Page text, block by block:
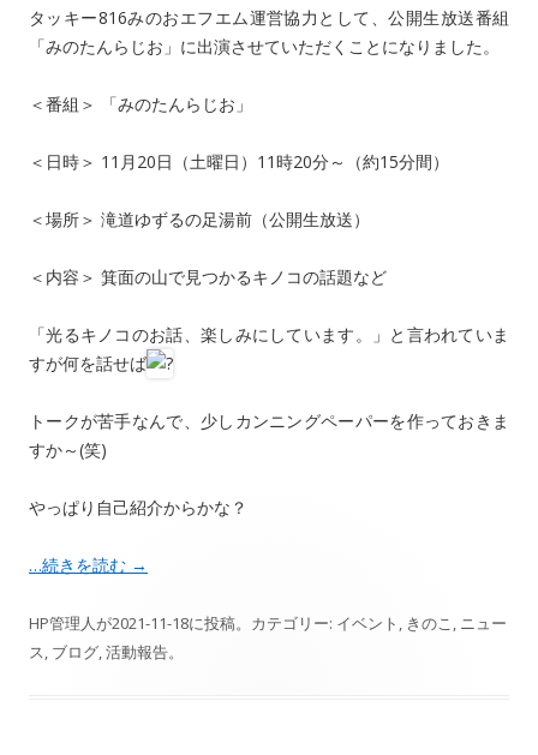
タッキー816みのおエフエム運営協力として、公開生放送番組
「みのたんらじお」に出演させていただくことになりました。
＜番組＞ 「みのたんらじお」
＜日時＞ 11月20日（土曜日）11時20分～（約15分間）
＜場所＞ 滝道ゆずるの足湯前（公開生放送）
＜内容＞ 箕面の山で見つかるキノコの話題など
「光るキノコのお話、楽しみにしています。」と言われていま
すが何を話せば
トークが苦手なんで、少しカンニングペーパーを作っておきま
すか～(笑)
やっぱり自己紹介からかな？
…続きを読む →
HP管理人が2021-11-18に投稿。カテゴリー: イベント , きのこ , ニュー
ス, ブログ,活動報告。